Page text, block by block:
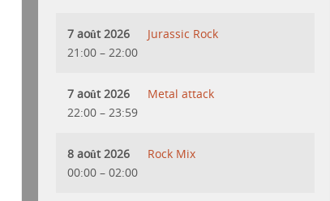
7 août 2026
21:00 – 22:00
Jurassic Rock
7 août 2026
22:00 – 23:59
Metal attack
8 août 2026
00:00 – 02:00
Rock Mix